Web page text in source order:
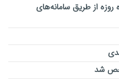
از طریق سامانه‌های
شد